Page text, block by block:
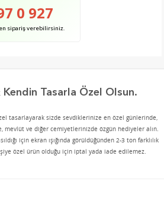
0 927
sipariş verebilirsiniz.
Kendin Tasarla Özel Olsun.
tasarlayarak sizde sevdiklerinize en özel günlerinde,
mevlüt ve diğer cemiyetlerinizde özgün hediyeler alın.
için ekran ışığında görüldüğünden 2-3 ton farklılık
özel ürün olduğu için iptal yada iade edilemez.